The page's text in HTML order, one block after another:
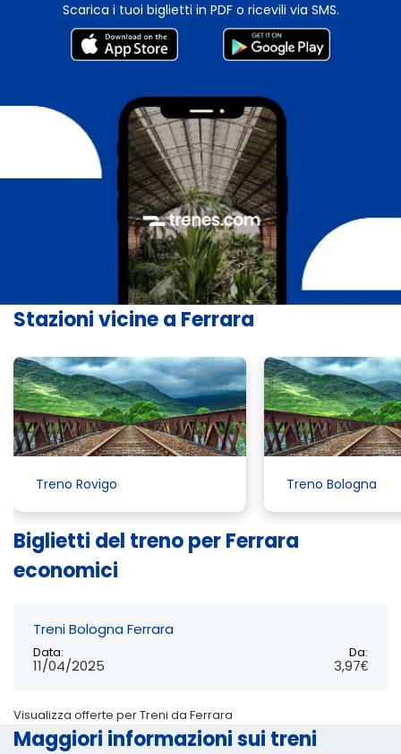
Scarica i tuoi biglietti in PDF o ricevili via SMS.
Stazioni vicine a Ferrara
Treno Rovigo Treno Bologna
Biglietti del treno per Ferrara
economici
Treni Bologna Ferrara
Data:
11/04/2025
Da:
3,97€
Visualizza offerte per Treni da Ferrara
Maggiori informazioni sui treni